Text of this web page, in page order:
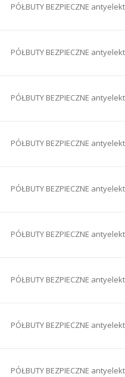
PÓŁBUTY BEZPIECZNE
PÓŁBUTY BEZPIECZNE
PÓŁBUTY BEZPIECZNE
PÓŁBUTY BEZPIECZNE
PÓŁBUTY BEZPIECZNE
PÓŁBUTY BEZPIECZNE
PÓŁBUTY BEZPIECZNE
PÓŁBUTY BEZPIECZNE
PÓŁBUTY BEZPIECZNE